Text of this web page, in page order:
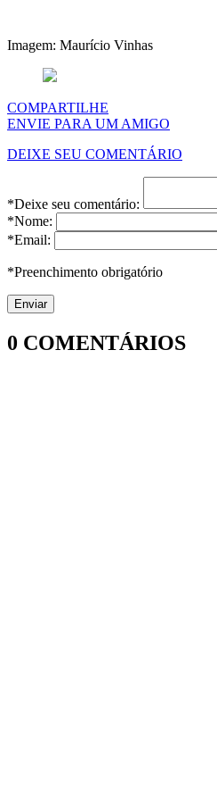
Imagem: Maurício Vinhas
COMPARTILHE
ENVIE PARA UM AMIGO
DEIXE SEU COMENTÁRIO
*Deixe seu comentário:
*Nome:
*Email:
*Preenchimento obrigatório
0 COMENTÁRIOS